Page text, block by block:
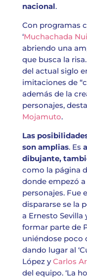
nacional.
Con programas
‘Muchachada Nui
abriendo una
que busca la
del actual siglo
imitaciones de
además de la
personajes,
Mojamuto.
Las
son amplias. Es
dibujante,
como la página
donde empezó
personajes. Fue
dispararse se la
a Ernesto Sevilla
formar parte de
uniéndose poco
dando lugar al
López yCarlos
del equipo. ‘La